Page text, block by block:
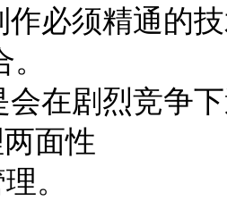
须精通的技
在剧烈竞争下
面性
。